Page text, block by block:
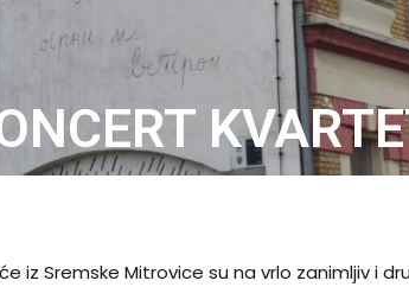
iz Sremske Mitrovice su na vrlo zanimljiv i